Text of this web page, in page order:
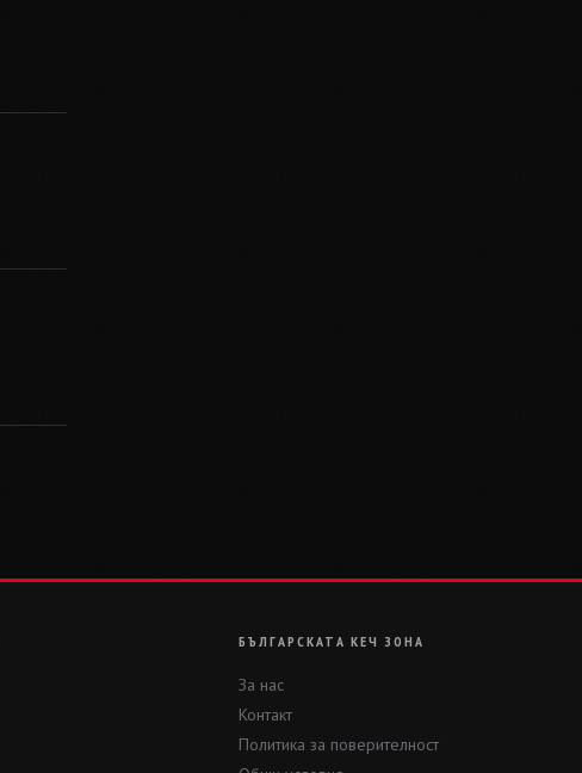
БЪЛГАРСКАТА КЕЧ ЗОНА
За нас
Контакт
Политика за поверителност